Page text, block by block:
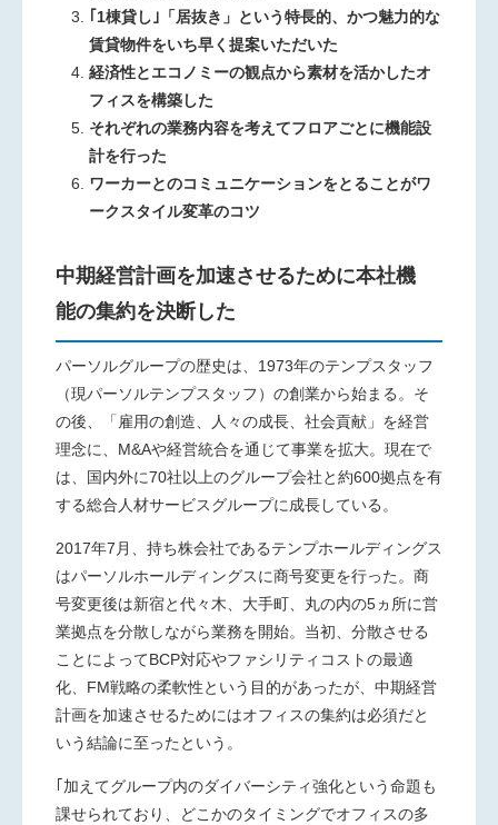
｢1棟貸し｣「居抜き」という特長的、かつ魅力的な
賃貸物件をいち早く提案いただいた
経済性とエコノミーの観点から素材を活かしたオ
フィスを構築した
それぞれの業務内容を考えてフロアごとに機能設
計を行った
ワーカーとのコミュニケーションをとることがワ
ークスタイル変革のコツ
中期経営計画を加速させるために本社機
能の集約を決断した
パーソルグループの歴史は、1973年のテンプスタッフ
（現パーソルテンプスタッフ）の創業から始まる。そ
の後、「雇用の創造、人々の成長、社会貢献」を経営
理念に、M&Aや経営統合を通じて事業を拡大。現在で
は、国内外に70社以上のグループ会社と約600拠点を有
する総合人材サービスグループに成長している。
2017年7月、持ち株会社であるテンプホールディングス
はパーソルホールディングスに商号変更を行った。商
号変更後は新宿と代々木、大手町、丸の内の5ヵ所に営
業拠点を分散しながら業務を開始。当初、分散させる
ことによってBCP対応やファシリティコストの最適
化、FM戦略の柔軟性という目的があったが、中期経営
計画を加速させるためにはオフィスの集約は必須だと
いう結論に至ったという。
｢加えてグループ内のダイバーシティ強化という命題も
課せられており、どこかのタイミングでオフィスの多